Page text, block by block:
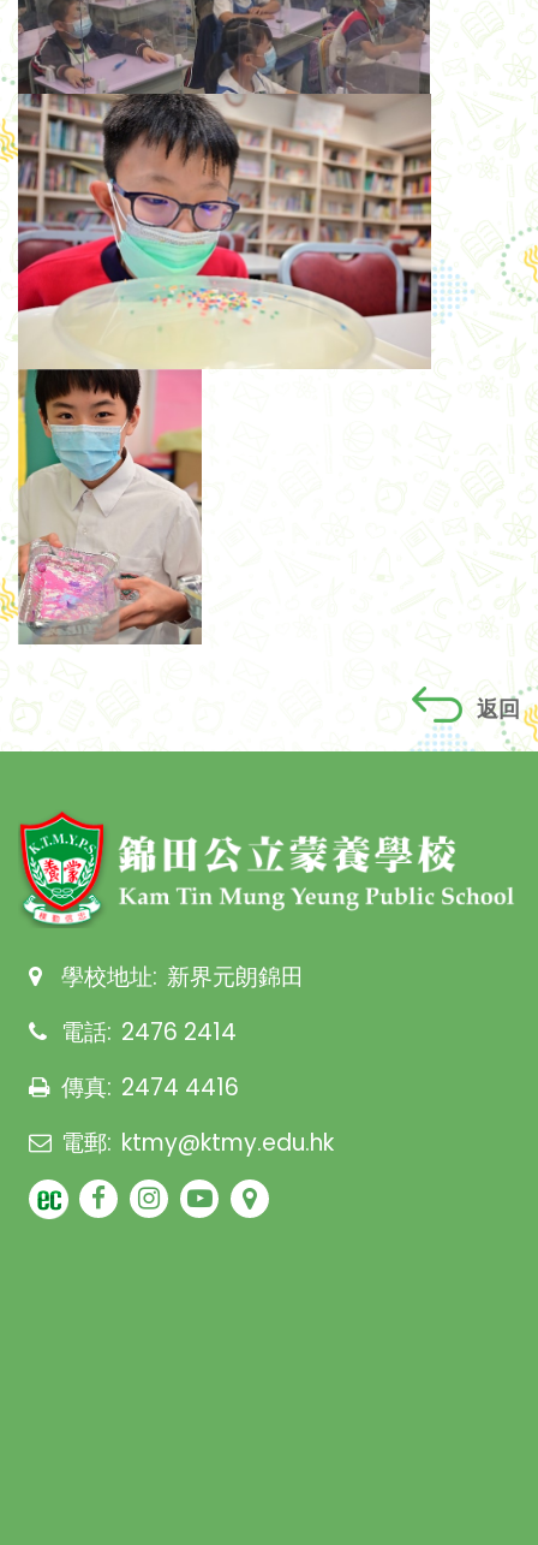
返回
學校地址: 新界元朗錦田
電話: 2476 2414
傳真: 2474 4416
電郵: ktmy@ktmy.edu.hk